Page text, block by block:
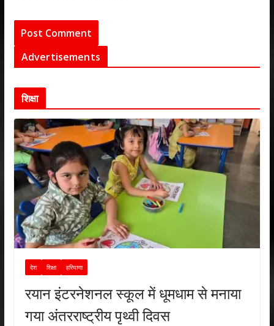
Advertisements
शिक्षा
देश शिक्षा हरियाणा
रयान इंटरनेशनल स्कूल में धूमधाम से मनाया
गया अंतरराष्ट्रीय पृथ्वी दिवस